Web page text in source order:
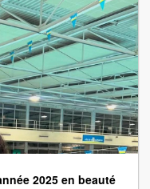
2025 en beauté